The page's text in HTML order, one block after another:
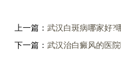
上一篇： 武汉白斑病哪家好?
下一篇： 武汉治白癜风的医